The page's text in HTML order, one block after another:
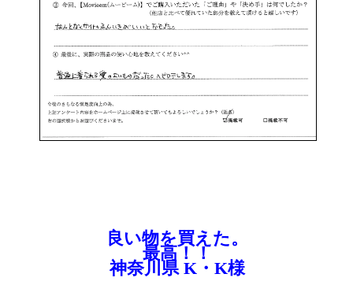
良い物を買えた。
最高！！
神奈川県 K・K様